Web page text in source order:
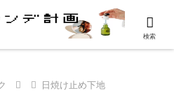
日焼け止め下地
検索